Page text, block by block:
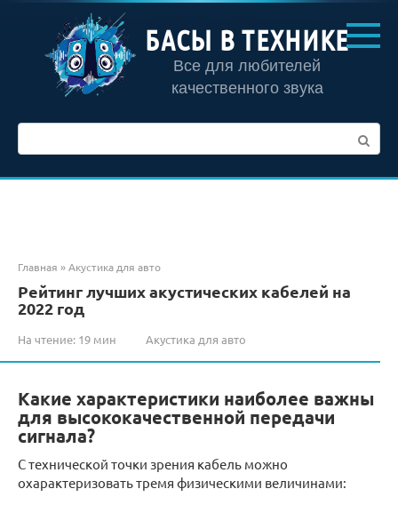
контенту
БАСЫ В ТЕХНИКЕ
Все для любителей
качественного звука
Главная »Акустика для авто
Рейтинг лучших акустических кабелей на
2022 год
На чтение: 19 мин Акустика для авто
Какие характеристики наиболее важны
для высококачественной передачи
сигнала?
С технической точки зрения кабель можно
охарактеризовать тремя физическими величинами: